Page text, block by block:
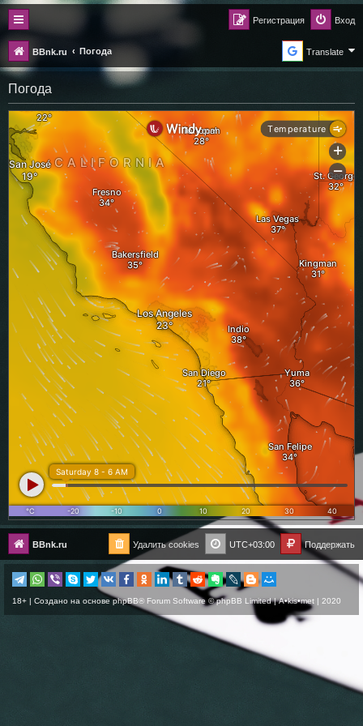
Вход
Регистрация
BBnk.ru Погода Translate
Погода
BBnk.ru Поддержать
UTC+03:00
Удалить cookies
18+ | Создано на основе phpBB® Forum Software © phpBB Limited |A•kis•met | 2020